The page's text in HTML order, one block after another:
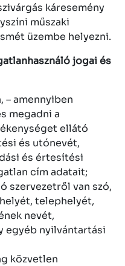
káresemény
műszaki
üzembe helyezni.
jogai és
– amennyiben
megadni a
ellátó
és utónevét,
és értesítési
cím adatait;
szervezetről van szó,
telephelyét,
nevét,
egyéb nyilvántartási
közvetlen